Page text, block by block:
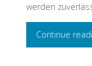
werden
Continue